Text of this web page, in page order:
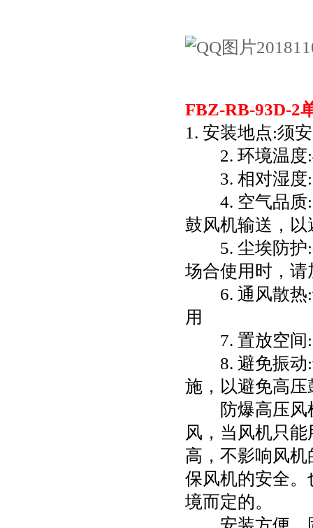
FBZ-RB-93D-2
1. 安装地点:须
2. 环境温度
3. 相对湿度
4. 空气品质:
鼓风机输送，
5. 尘埃防护:
场合使用时，
6. 通风散热:
用
7. 置放空间:
8. 避免振动:
施，以避免高
防爆高压风机
风，当风机只
高，不影响风
保风机的安全
境而定的。